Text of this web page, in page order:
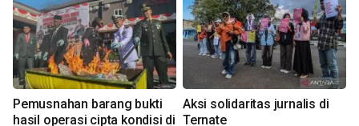
Pemusnahan barang bukti
hasil operasi cipta kondisi di
Aksi solidaritas jurnalis di
Ternate